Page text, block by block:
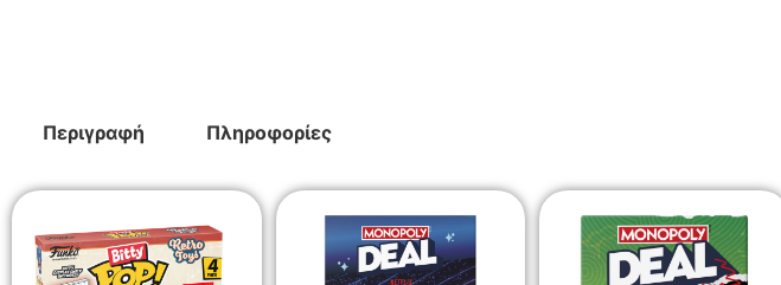
Περιγραφή Πληροφορίες